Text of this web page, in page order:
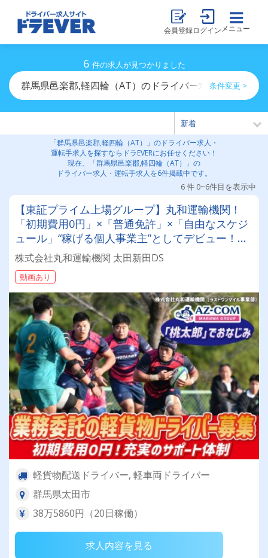
会員登録ログイン メニュー
6 件の求人が見つかりました
群馬県邑楽郡,軽四輪（AT）のドライバー求人・運転手
条件変更 >
「群馬県邑楽郡,軽四輪（AT）」のドライバー求人・
運転手求人を探すならドラEVERにお任せください！
現在、「群馬県邑楽郡,軽四輪（AT）」の
ドライバー求人・運転手求人を6件掲載中です。
6 件 0~6件目を表示中
【東証プライム上場グループ】丸和運輸機関！
「初期費用0円」×「普通免許」×「自由なスケジ
ュール」“稼げる個人事業主”としてデビュー！確
定申告など充実のサポート体制も♪
株式会社丸和運輸機関 太田新田DS
動画あり
軽貨物配送ドライバー, 軽車両ドライバー
群馬県太田市
38万5860円（20日稼働）
求人内容を見る